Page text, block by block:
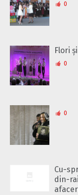
0
Flori
0
0
Cu-
din-